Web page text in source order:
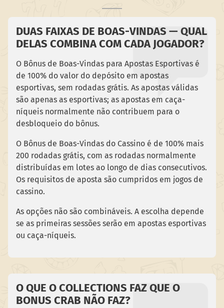
DUAS FAIXAS DE BOAS-VINDAS — QUAL
DELAS COMBINA COM CADA JOGADOR?
O Bônus de Boas-Vindas para Apostas Esportivas é
de 100% do valor do depósito em apostas
esportivas, sem rodadas grátis. As apostas válidas
são apenas as esportivas; as apostas em caça-
níqueis normalmente não contribuem para o
desbloqueio do bônus.
O Bônus de Boas-Vindas do Cassino é de 100% mais
200 rodadas grátis, com as rodadas normalmente
distribuídas em lotes ao longo de dias consecutivos.
Os requisitos de aposta são cumpridos em jogos de
cassino.
As opções não são combináveis. A escolha depende
se as primeiras sessões serão em apostas esportivas
ou caça-níqueis.
O QUE O COLLECTIONS FAZ QUE O
BONUS CRAB NÃO FAZ?